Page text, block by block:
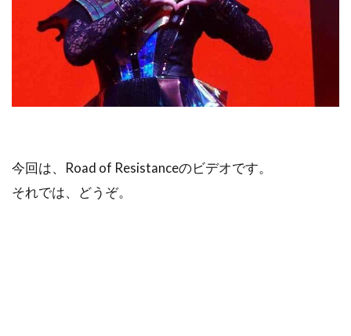
今回は、Road of Resistanceのビデオです。
それでは、どうぞ。